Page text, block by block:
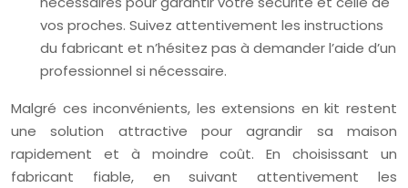
vos proches. Suivez attentivement les instructions
du fabricant et n’hésitez pas à demander l’aide d’un
professionnel si nécessaire.
Malgré ces inconvénients, les extensions en kit restent
une solution attractive pour agrandir sa maison
rapidement et à moindre coût. En choisissant un
fabricant fiable, en suivant attentivement les